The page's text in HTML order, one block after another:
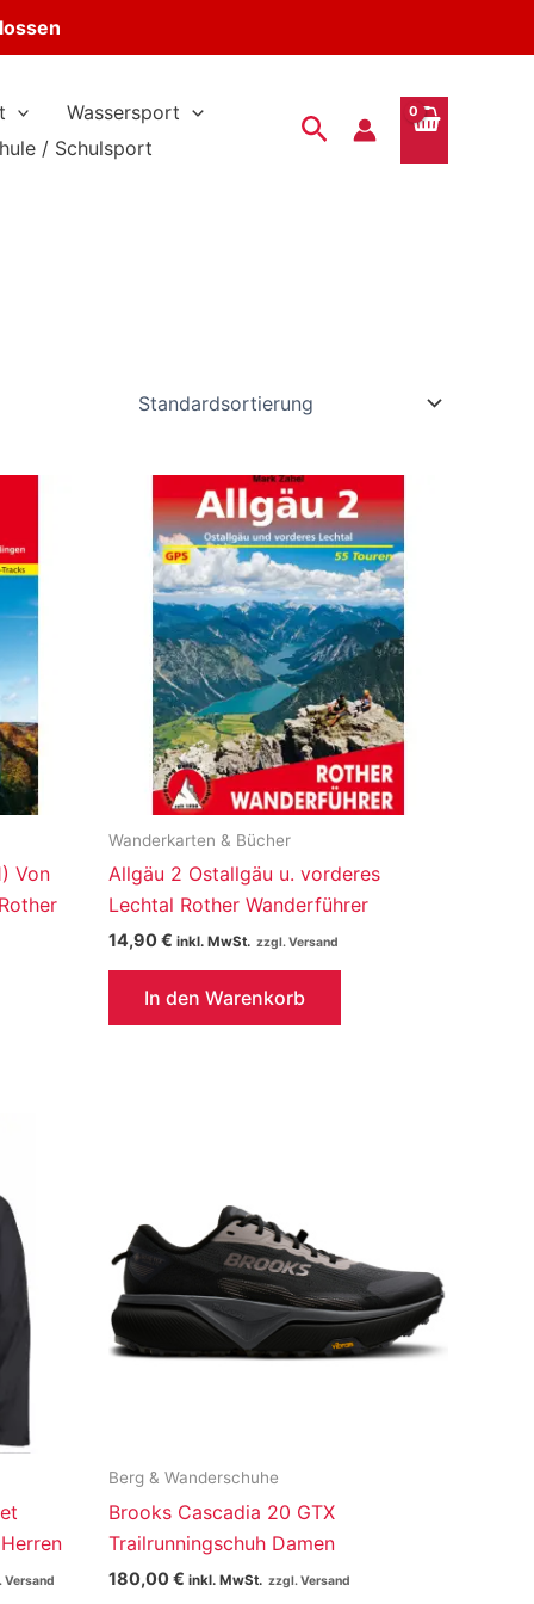
Wassersport
/ Schulsport
Suchen
Von
Wanderkarten & Bücher
Allgäu 2 Ostallgäu u. vorderes
Lechtal Rother Wanderführer
14,90€ inkl. MwSt.
In den Warenkorb
Berg & Wanderschuhe
Brooks Cascadia 20 GTX
Trailrunningschuh Damen
180,00€ inkl. MwSt.